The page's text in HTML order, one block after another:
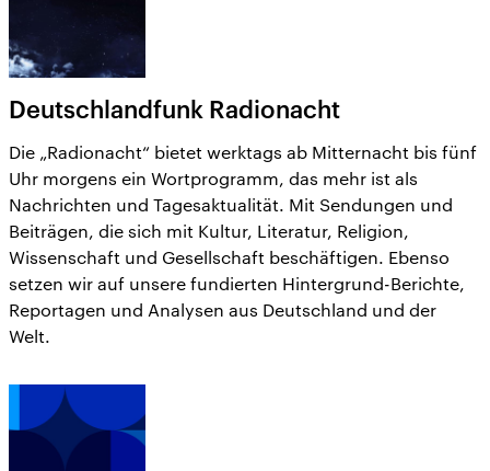
Deutschlandfunk Radionacht
Die „Radionacht“ bietet werktags ab Mitternacht bis fünf
Uhr morgens ein Wortprogramm, das mehr ist als
Nachrichten und Tagesaktualität. Mit Sendungen und
Beiträgen, die sich mit Kultur, Literatur, Religion,
Wissenschaft und Gesellschaft beschäftigen. Ebenso
setzen wir auf unsere fundierten Hintergrund-Berichte,
Reportagen und Analysen aus Deutschland und der
Welt.